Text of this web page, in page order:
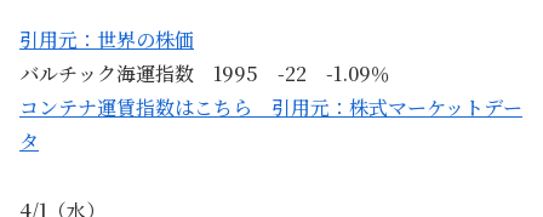
引用元：世界の株価
バルチック海運指数 1995 -22 -1.09％
コンテナ運賃指数はこちら 引用元：株式マーケットデー
タ
4/1（水）